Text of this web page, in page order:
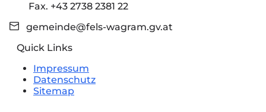
Fax. +43 2738 2381 22
gemeinde@fels-wagram.gv.at
Quick Links
Impressum
Datenschutz
Sitemap